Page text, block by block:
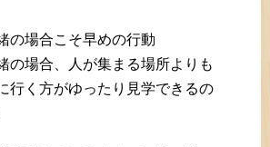
の場合こそ早めの行動
の場合、人が集まる場所よりも
行く方がゆったり見学できるの